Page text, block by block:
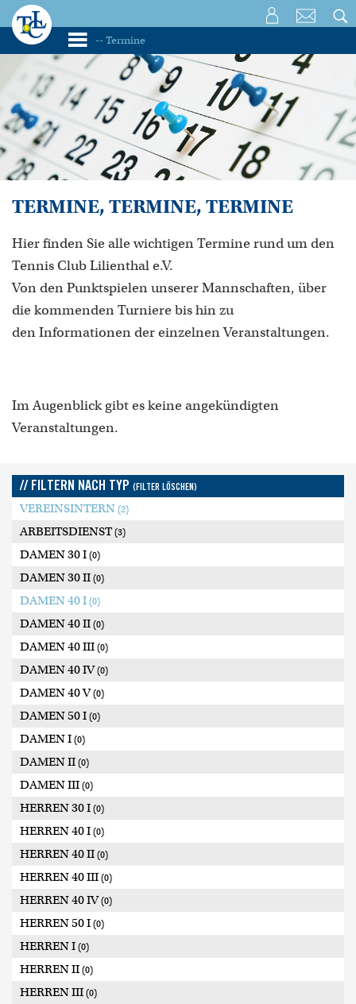
TERMINE, TERMINE, TERMINE
Hier finden Sie alle wichtigen Termine rund um den
Tennis Club Lilienthal e.V.
Von den Punktspielen unserer Mannschaften, über
die kommenden Turniere bis hin zu
den Informationen der einzelnen Veranstaltungen.
Im Augenblick gibt es keine angekündigten
Veranstaltungen.
// FILTERN NACH TYP (FILTER LÖSCHEN)
VEREINSINTERN (2)
ARBEITSDIENST(3)
DAMEN 30 I (0)
DAMEN 30 II (0)
DAMEN 40 I (0)
DAMEN 40 II (0)
DAMEN 40 III (0)
DAMEN 40 IV(0)
DAMEN 40 V(0)
DAMEN 50 I (0)
DAMEN I (0)
DAMEN II (0)
DAMEN III (0)
HERREN 30 I (0)
HERREN 40 I (0)
HERREN 40 II (0)
HERREN 40 III (0)
HERREN 40 IV(0)
HERREN 50 I (0)
HERREN I (0)
HERREN II (0)
HERREN III (0)